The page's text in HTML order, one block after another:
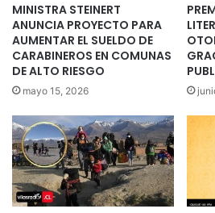
MINISTRA STEINERT
ANUNCIA PROYECTO PARA
AUMENTAR EL SUELDO DE
CARABINEROS EN COMUNAS
DE ALTO RIESGO
mayo 15, 2026